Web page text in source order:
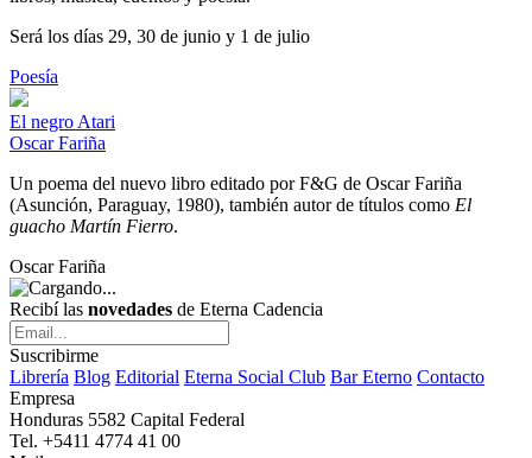
Será los días 29, 30 de junio y 1 de julio
Poesía
El negro Atari
Oscar Fariña
Un poema del nuevo libro editado por F&G de Oscar Fariña
(Asunción, Paraguay, 1980), también autor de títulos como El
guacho Martín Fierro.
Oscar Fariña
Recibí las novedades de Eterna Cadencia
Suscribirme
Librería Blog Editorial Eterna Social Club Bar Eterno Contacto
Empresa
Honduras 5582 Capital Federal
Tel. +5411 4774 41 00